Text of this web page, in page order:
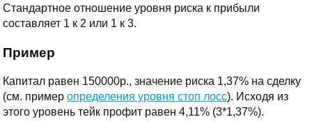
Стандартное отношение уровня риска к прибыли
составляет 1 к 2 или 1 к 3.
Пример
Капитал равен 150000р., значение риска 1,37% на сделку
(см. примеропределения уровня стоп лосс). Исходя из
этого уровень тейк профит равен 4,11% (3*1,37%).